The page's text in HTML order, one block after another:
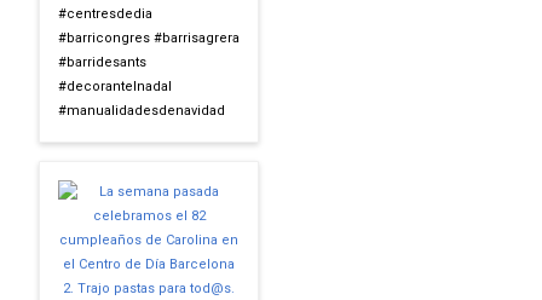
#centresdedia
#barricongres #barrisagrera
#barridesants
#decorantelnadal
#manualidadesdenavidad